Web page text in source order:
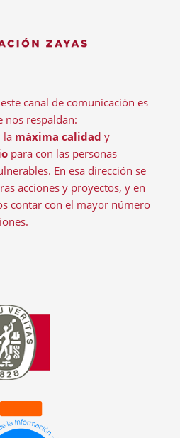
canal de comunicación es
nos respaldan:
la máxima calidad y
para con las personas
En esa dirección se
acciones y proyectos, y en
contar con el mayor número